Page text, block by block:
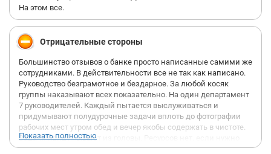
На этом все.
Отрицательные стороны
Большинство отзывов о банке просто написанные самими же
сотрудниками. В действительности все не так как написано.
Руководство безграмотное и бездарное. За любой косяк
группы наказывают всех показательно. На один департамент
7 руководителей. Каждый пытается выслуживаться и
придумывают полудурочные задачи вплоть до фотографии
рабочих мест утром обед и вечер якобы содержать в чистоте.
Задачи придумывают из головы. Ресурсов нет, если нужно
реализовать проект то своими силами с помощью гвоздя и
Показать полностью